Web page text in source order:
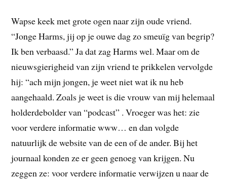
Wapse keek met grote ogen naar zijn oude vriend.
“Jonge Harms, jij op je ouwe dag zo smeuïg van begrip?
Ik ben verbaasd.” Ja dat zag Harms wel. Maar om de
nieuwsgierigheid van zijn vriend te prikkelen vervolgde
hij: “ach mijn jongen, je weet niet wat ik nu heb
aangehaald. Zoals je weet is die vrouw van mij helemaal
holderdebolder van “podcast” . Vroeger was het: zie
voor verdere informatie www… en dan volgde
natuurlijk de website van de een of de ander. Bij het
journaal konden ze er geen genoeg van krijgen. Nu
zeggen ze: voor verdere informatie verwijzen u naar de